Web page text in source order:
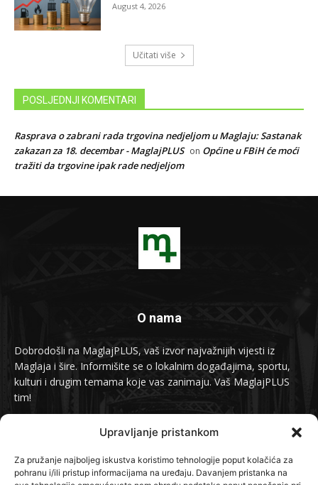
Upravljanje pristankom
Za pružanje najboljeg iskustva koristimo tehnologije poput kolačića za
pohranu i/ili pristup informacijama na uređaju. Davanjem pristanka na
August 4, 2026
Učitati više
POSLJEDNJI KOMENTARI
Rasprava o zabrani rada trgovina nedjeljom u Maglaju: Sastanak
zakazan za 18. decembar - MaglajPLUS on Općine u FBiH će moći
tražiti da trgovine ipak rade nedjeljom
O nama
Dobrodošli na MaglajPLUS, vaš izvor najvažnijih vijesti iz
Maglaja i šire. Informišite se o lokalnim događajima, sportu,
kulturi i drugim temama koje vas zanimaju. Vaš MaglajPLUS
tim!
info@maglajplus.ba